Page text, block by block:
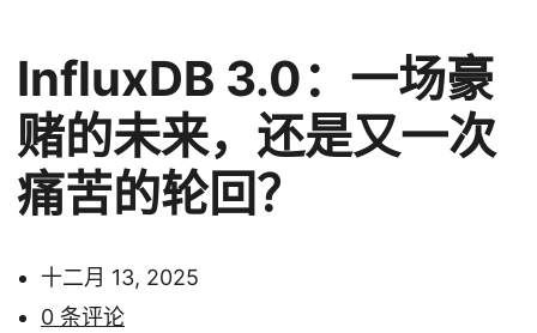
InfluxDB 3.0：一场豪
赌的未来，还是又一次
痛苦的轮回？
十二月 13, 2025
0 条评论